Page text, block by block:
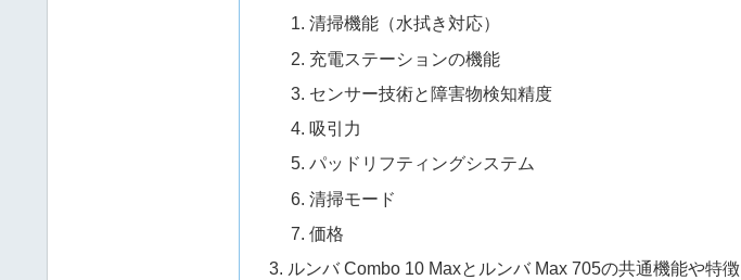
清掃機能（水拭き対応）
充電ステーションの機能
センサー技術と障害物検知精度
吸引力
パッドリフティングシステム
清掃モード
価格
ルンバ Combo 10 Maxとルンバ Max 705の共通機能や特徴